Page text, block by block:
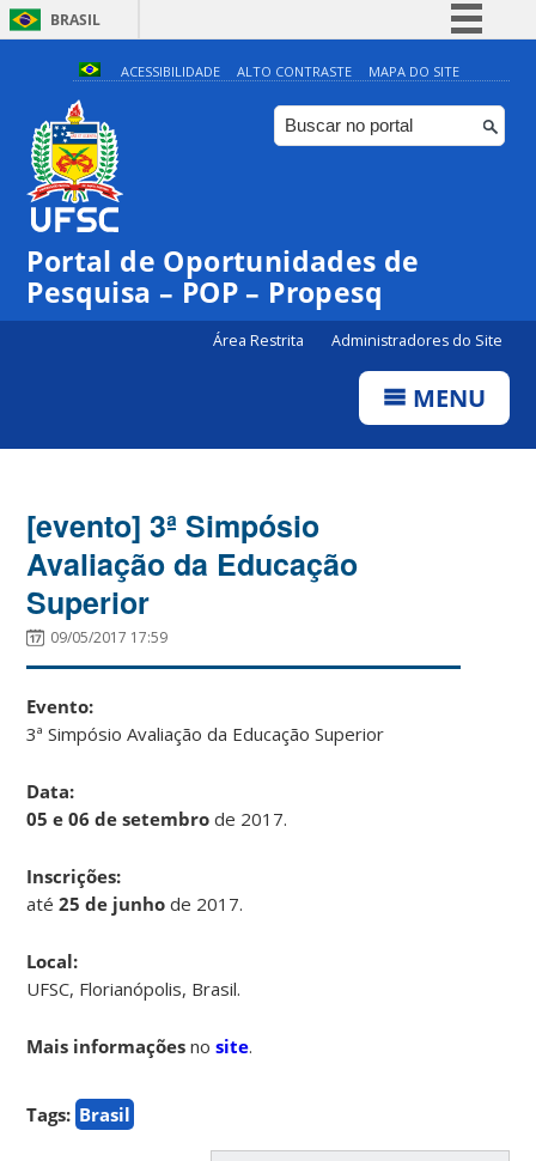
BRASIL
Simplifique!
Comunica BR
Participe
Canais
ACESSIBILIDADE ALTO CONTRASTE MAPA DO SITE
Portal de Oportunidades de
Pesquisa – POP – Propesq
Área Restrita Administradores do Site
MENU
[evento] 3ª Simpósio
Avaliação da Educação
Superior
09/05/2017 17:59
Evento:
3ª Simpósio Avaliação da Educação Superior
Data:
05 e 06 de setembro de 2017.
Inscrições:
até25 de junho de 2017.
Local:
UFSC, Florianópolis, Brasil.
Mais informações nosite.
Tags: Brasil